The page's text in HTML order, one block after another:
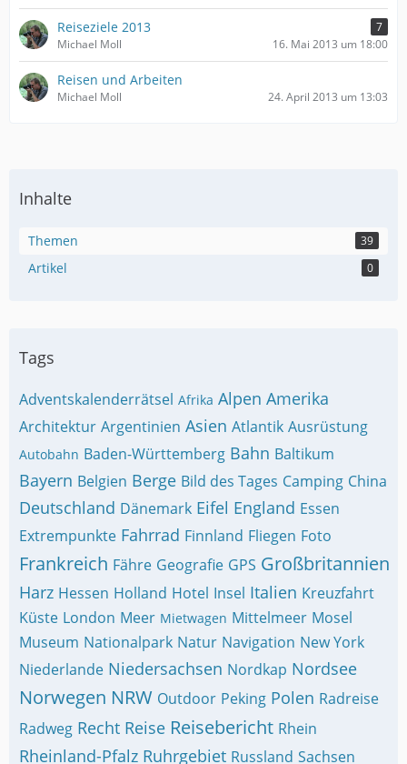
Reiseziele 2013
7
Michael Moll
16. Mai 2013 um 18:00
Reisen und Arbeiten
Michael Moll 24. April 2013 um 13:03
Inhalte
Themen 39
Artikel 0
Tags
Adventskalenderrätsel Afrika Alpen Amerika
Architektur Argentinien Asien Atlantik Ausrüstung
Autobahn Baden-Württemberg Bahn Baltikum
Bayern Belgien Berge Bild des Tages Camping China
Deutschland Dänemark Eifel England Essen
Extrempunkte Fahrrad Finnland Fliegen Foto
Frankreich Fähre Geografie GPS Großbritannien
Harz Hessen Holland Hotel Insel Italien Kreuzfahrt
Küste London Meer Mietwagen Mittelmeer Mosel
Museum Nationalpark Natur Navigation New York
Niederlande Niedersachsen Nordkap Nordsee
Norwegen NRW Outdoor Peking Polen Radreise
Radweg Recht Reise Reisebericht Rhein
Rheinland-Pfalz Ruhrgebiet Russland Sachsen